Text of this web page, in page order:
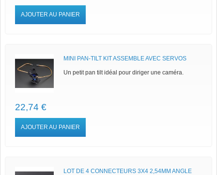
AJOUTER AU PANIER
MINI PAN-TILT KIT ASSEMBLE AVEC SERVOS
Un petit pan tilt idéal pour diriger une caméra.
22,74 €
AJOUTER AU PANIER
LOT DE 4 CONNECTEURS 3X4 2,54MM ANGLE